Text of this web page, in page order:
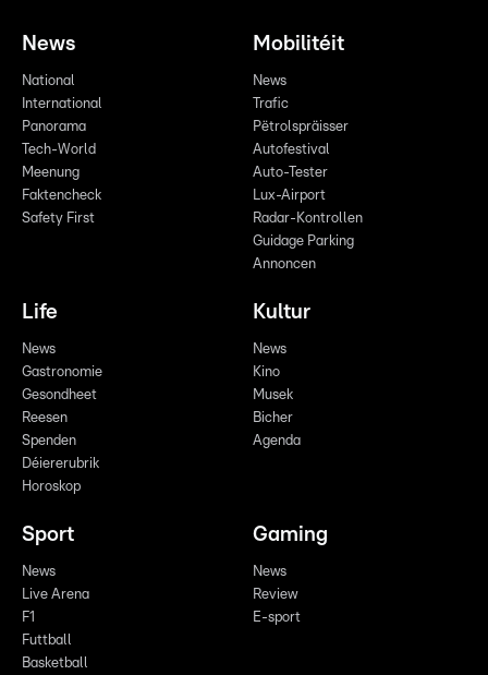
News
National
International
Panorama
Tech-World
Meenung
Faktencheck
Safety First
Mobilitéit
News
Trafic
Pëtrolspräisser
Autofestival
Auto-Tester
Lux-Airport
Radar-Kontrollen
Guidage Parking
Annoncen
Life
News
Gastronomie
Gesondheet
Reesen
Spenden
Déiererubrik
Horoskop
Kultur
News
Kino
Musek
Bicher
Agenda
Sport
News
Live Arena
F1
Futtball
Basketball
Gaming
News
Review
E-sport